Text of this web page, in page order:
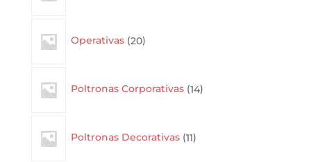
Operativas 20products
Poltronas Corporativas 14products
Poltronas Decorativas 11products